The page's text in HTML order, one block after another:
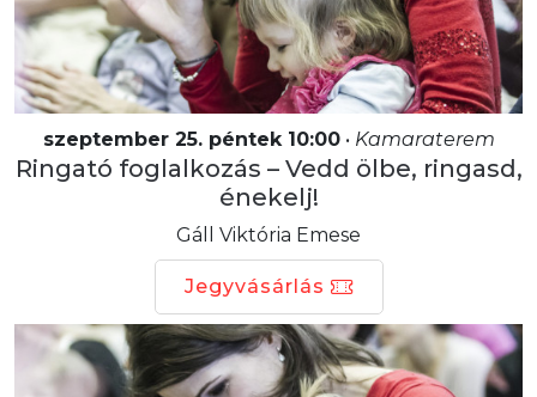
szeptember 25. péntek 10:00• Kamaraterem
Ringató foglalkozás – Vedd ölbe, ringasd,
énekelj!
Gáll Viktória Emese
Jegyvásárlás